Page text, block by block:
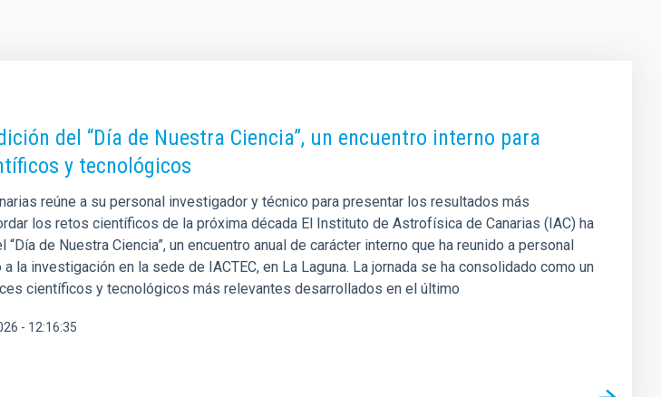
del “Día de Nuestra Ciencia”, un encuentro interno para
y tecnológicos
reúne a su personal investigador y técnico para presentar los resultados más
los retos científicos de la próxima década El Instituto de Astrofísica de Canarias (IAC) ha
de Nuestra Ciencia”, un encuentro anual de carácter interno que ha reunido a personal
la investigación en la sede de IACTEC, en La Laguna. La jornada se ha consolidado como un
científicos y tecnológicos más relevantes desarrollados en el último
- 12:16:35